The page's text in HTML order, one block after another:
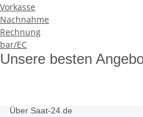
Vorkasse
Nachnahme
Rechnung
bar/EC
Unsere besten
Über Saat-24.de